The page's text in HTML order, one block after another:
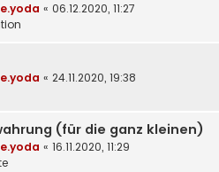
« 06.12.2020, 11:27
« 24.11.2020, 19:38
(für die ganz kleinen)
« 16.11.2020, 11:29